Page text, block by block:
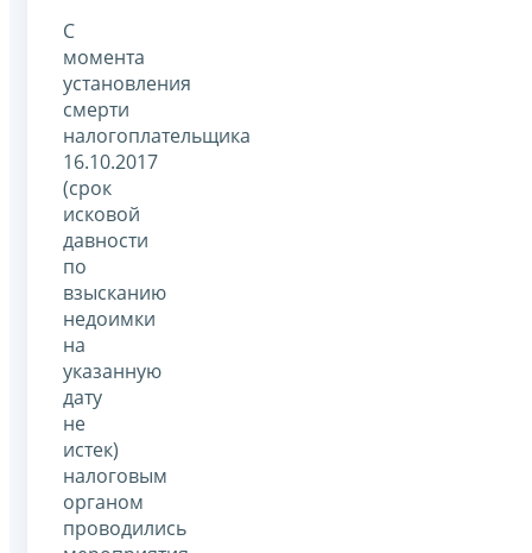
С
момента
установления
смерти
налогоплательщика
16.10.2017
(срок
исковой
давности
по
взысканию
недоимки
на
указанную
дату
не
истек)
налоговым
органом
проводились